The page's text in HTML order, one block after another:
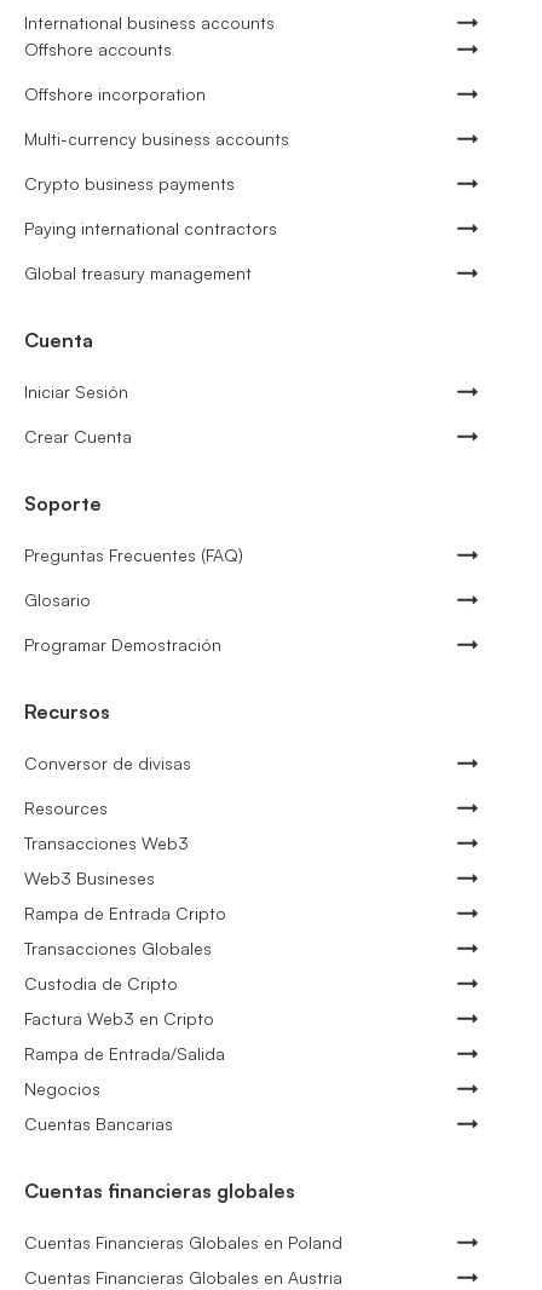
International business accounts
Offshore accounts
Offshore incorporation
Multi-currency business accounts
Crypto business payments
Paying international contractors
Global treasury management
Cuenta
Iniciar Sesión
Crear Cuenta
Soporte
Preguntas Frecuentes (FAQ)
Glosario
Programar Demostración
Recursos
Conversor de divisas
Resources
Transacciones Web3
Web3 Busineses
Rampa de Entrada Cripto
Transacciones Globales
Custodia de Cripto
Factura Web3 en Cripto
Rampa de Entrada/Salida
Negocios
Cuentas Bancarias
Cuentas financieras globales
Cuentas Financieras Globales en Poland
Cuentas Financieras Globales en Austria